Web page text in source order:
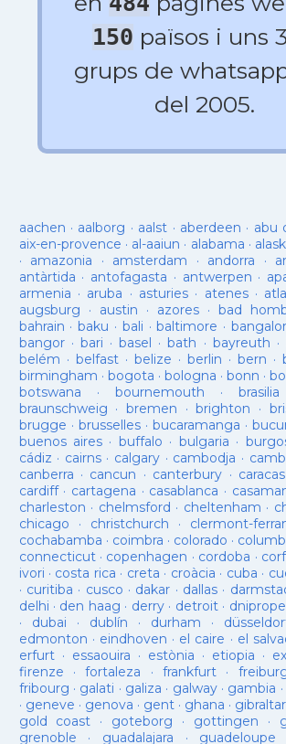
150 països i uns
grups de
del 2005.
aachen · aalborg · aalst · aberdeen · abu
aix-en-provence · al-aaiun · alabama ·
· amazonia · amsterdam · andorra ·
antàrtida · antofagasta · antwerpen ·
armenia · aruba · asturies· atenes·
augsburg · austin · azores·bad
bahrain ·baku · bali ·baltimore ·
bangor· bari ·basel ·bath · bayreuth ·
belém · belfast· belize · berlin ·bern ·
birmingham · bogota · bologna ·bonn ·
botswana · bournemouth ·brasilia
braunschweig · bremen ·brighton ·
brugge · brusselles· bucaramanga ·
buenos aires· buffalo · bulgaria ·
cádiz · cairns· calgary · cambodja ·
canberra · cancun · canterbury · caracas
cardiff· cartagena · casablanca ·
charleston · chelmsford · cheltenham ·
chicago · christchurch · clermont-
cochabamba · coimbra · colorado ·
connecticut· copenhagen · cordoba ·
ivori · costa rica · creta · croàcia · cuba ·
· curitiba · cusco · dakar · dallas ·
delhi · den haag · derry· detroit·
· dubai · dublín · durham ·
edmonton · eindhoven · el caire · el
erfurt· essaouira · estònia · etiopia ·
firenze ·fortaleza · frankfurt·
fribourg · galati · galiza · galway· gambia ·
· geneve · genova · gent· ghana · gibraltar
gold coast · goteborg · gottingen ·
grenoble · guadalajara · guadeloupe